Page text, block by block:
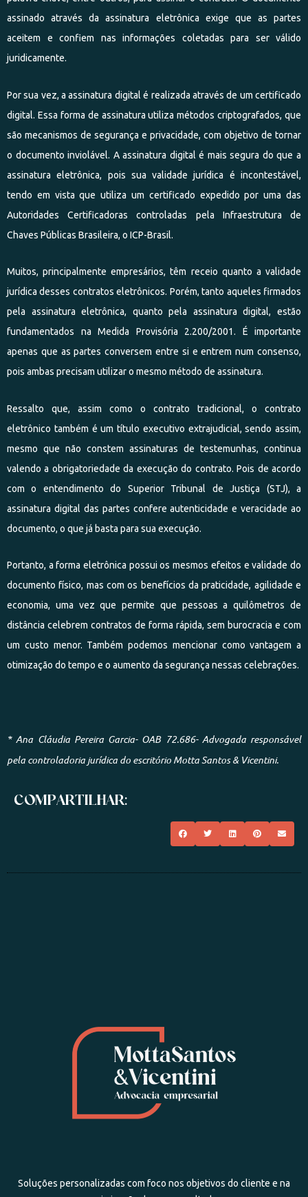
assinado através da assinatura eletrônica exige que as partes
aceitem e confiem nas informações coletadas para ser válido
juridicamente.
Por sua vez, a assinatura digital é realizada através de um certificado
digital. Essa forma de assinatura utiliza métodos criptografados, que
são mecanismos de segurança e privacidade, com objetivo de tornar
o documento inviolável. A assinatura digital é mais segura do que a
assinatura eletrônica, pois sua validade jurídica é incontestável,
tendo em vista que utiliza um certificado expedido por uma das
Autoridades Certificadoras controladas pela Infraestrutura de
Chaves Públicas Brasileira, o ICP-Brasil.
Muitos, principalmente empresários, têm receio quanto a validade
jurídica desses contratos eletrônicos. Porém, tanto aqueles firmados
pela assinatura eletrônica, quanto pela assinatura digital, estão
fundamentados na Medida Provisória 2.200/2001. É importante
apenas que as partes conversem entre si e entrem num consenso,
pois ambas precisam utilizar o mesmo método de assinatura.
Ressalto que, assim como o contrato tradicional, o contrato
eletrônico também é um título executivo extrajudicial, sendo assim,
mesmo que não constem assinaturas de testemunhas, continua
valendo a obrigatoriedade da execução do contrato. Pois de acordo
com o entendimento do Superior Tribunal de Justiça (STJ), a
assinatura digital das partes confere autenticidade e veracidade ao
documento, o que já basta para sua execução.
Portanto, a forma eletrônica possui os mesmos efeitos e validade do
documento físico, mas com os benefícios da praticidade, agilidade e
economia, uma vez que permite que pessoas a quilômetros de
distância celebrem contratos de forma rápida, sem burocracia e com
um custo menor. Também podemos mencionar como vantagem a
otimização do tempo e o aumento da segurança nessas celebrações.
* Ana Cláudia Pereira Garcia- OAB 72.686- Advogada responsável
pela controladoria jurídica do escritório Motta Santos & Vicentini.
COMPARTILHAR:
Soluções personalizadas com foco nos objetivos do cliente e na